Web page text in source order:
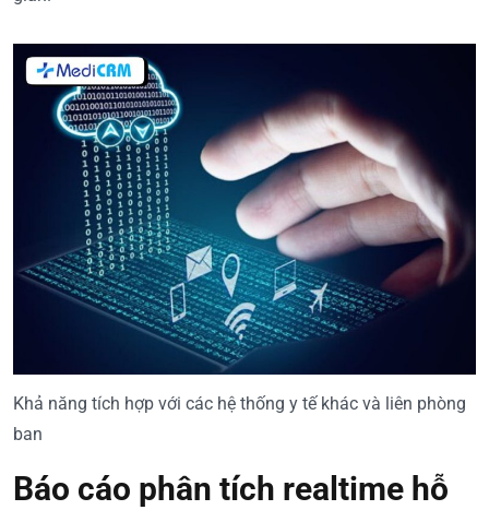
Khả năng tích hợp với các hệ thống y tế khác và liên phòng
ban
Báo cáo phân tích realtime hỗ